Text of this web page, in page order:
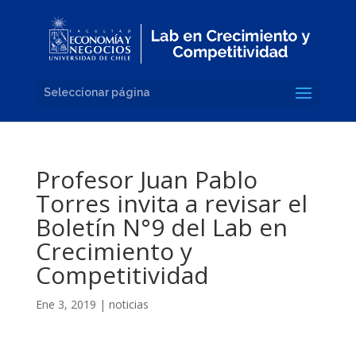
Seleccionar página
Profesor Juan Pablo
Torres invita a revisar el
Boletín N°9 del Lab en
Crecimiento y
Competitividad
Ene 3, 2019 | noticias